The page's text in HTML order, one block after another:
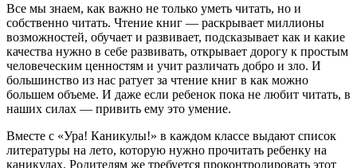
Все мы знаем, как важно не только уметь читать, но и
собственно читать. Чтение книг — раскрывает миллионы
возможностей, обучает и развивает, подсказывает как и какие
качества нужно в себе развивать, открывает дорогу к простым
человеческим ценностям и учит различать добро и зло. И
большинство из нас ратует за чтение книг в как можно
большем объеме. И даже если ребенок пока не любит читать, в
наших силах — привить ему это умение.
Вместе с «Ура! Каникулы!» в каждом классе выдают список
литературы на лето, которую нужно прочитать ребенку на
каникулах. Родителям же требуется проконтролировать этот